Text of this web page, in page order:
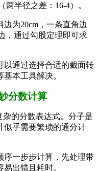
两半径之差：16-4）。
为20cm，一条直角边
，通过勾股定理即可求
以通过选择合适的截面转
本工具解决。
分数计算
的分数表达式。分子是
似乎需要繁琐的通分计
序一步步计算，先处理带
出错且耗时。